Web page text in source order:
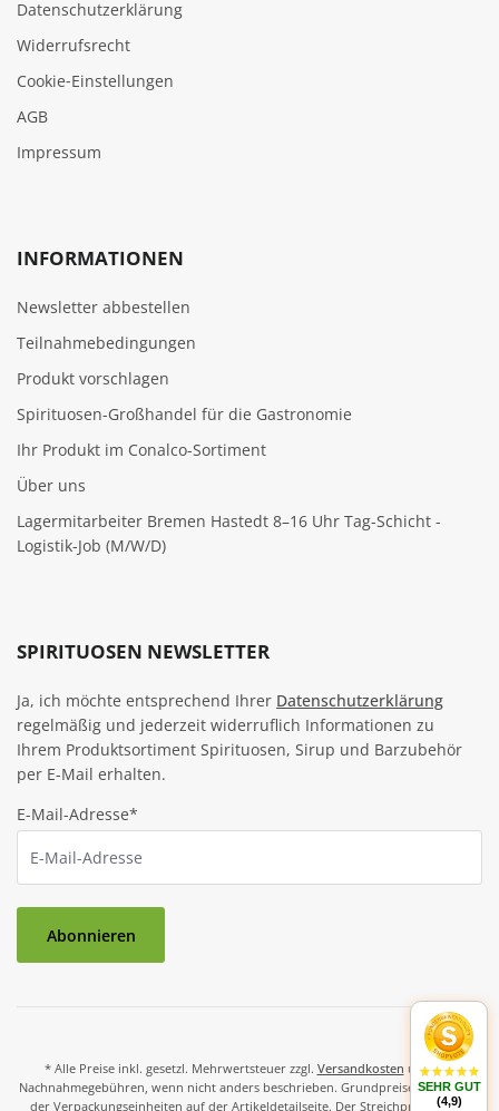
Datenschutzerklärung
Widerrufsrecht
Cookie‑Einstellungen
AGB
Impressum
INFORMATIONEN
Newsletter abbestellen
Teilnahmebedingungen
Produkt vorschlagen
Spirituosen-Großhandel für die Gastronomie
Ihr Produkt im Conalco-Sortiment
Über uns
Lagermitarbeiter Bremen Hastedt 8–16 Uhr Tag-Schicht -
Logistik-Job (M/W/D)
SPIRITUOSEN NEWSLETTER
Ja, ich möchte entsprechend Ihrer Datenschutzerklärung
regelmäßig und jederzeit widerruflich Informationen zu
Ihrem Produktsortiment Spirituosen, Sirup und Barzubehör
per E-Mail erhalten.
E-Mail-Adresse*
Abonnieren
* Alle Preise inkl. gesetzl. Mehrwertsteuer zzgl. Versandkosten und ggf.
Nachnahmegebühren, wenn nicht anders beschrieben. Grundpreise und Preise
der Verpackungseinheiten auf der Artikeldetailseite. Der Streichpreis ist der
SEHR GUT
(4,9)